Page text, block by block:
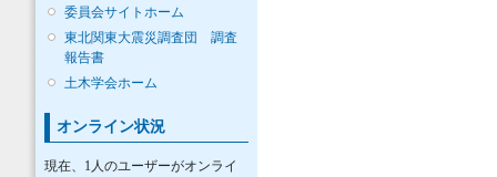
委員会サイトホーム
東北関東大震災調査団 調査
報告書
土木学会ホーム
オンライン状況
現在、1人のユーザーがオンライ